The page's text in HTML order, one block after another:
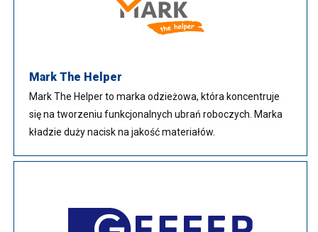
Mark The Helper
Mark The Helper to marka odzieżowa, która koncentruje
się na tworzeniu funkcjonalnych ubrań roboczych. Marka
kładzie duży nacisk na jakość materiałów.